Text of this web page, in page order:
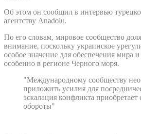
Об этом он сообщил в интервью
агентству Anadolu.
По его словам, мировое сообщество
внимание, поскольку украинское
особое значение для обеспечения мира
особенно в регионе Черного моря.
"Международному сообществу
приложить усилия для
эскалация конфликта
обороты"